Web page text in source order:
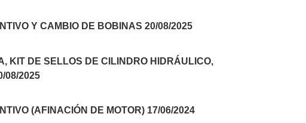
Y CAMBIO DE BOBINAS 20/08/2025
KIT DE SELLOS DE CILINDRO HIDRÁULICO,
08/2025
(AFINACIÓN DE MOTOR) 17/06/2024